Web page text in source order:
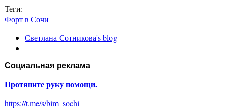
Теги:
Форт в Сочи
Светлана Сотникова's blog
Социальная реклама
Протяните руку помощи.
https://t.me/s/bim_sochi